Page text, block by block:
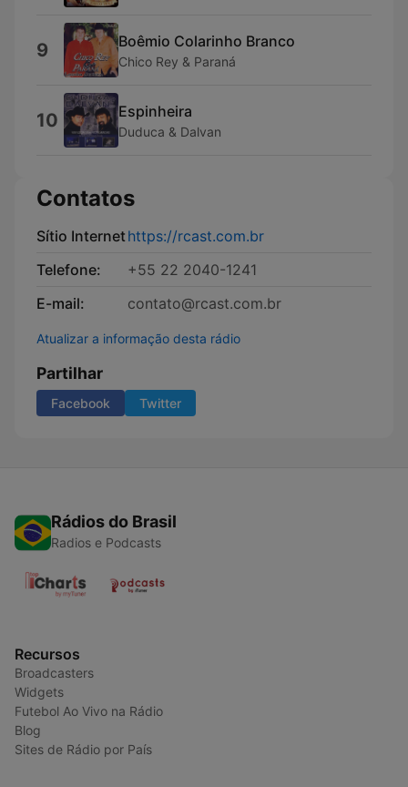
9 Boêmio Colarinho Branco
Chico Rey & Paraná
10 Espinheira
Duduca & Dalvan
Contatos
Sítio Internethttps://rcast.com.br
Telefone:
+55 22 2040-1241
E-mail:
contato@rcast.com.br
Atualizar a informação desta rádio
Partilhar
Facebook Twitter
Rádios do Brasil
Radios e Podcasts
Recursos
Broadcasters
Widgets
Futebol Ao Vivo na Rádio
Blog
Sites de Rádio por País